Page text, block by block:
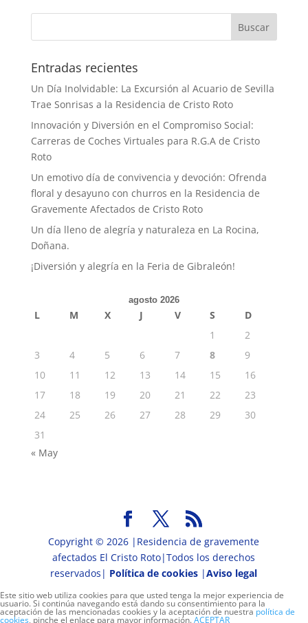
Buscar
Entradas recientes
Un Día Inolvidable: La Excursión al Acuario de Sevilla
Trae Sonrisas a la Residencia de Cristo Roto
Innovación y Diversión en el Compromiso Social:
Carreras de Coches Virtuales para R.G.A de Cristo
Roto
Un emotivo día de convivencia y devoción: Ofrenda
floral y desayuno con churros en la Residencia de
Gravemente Afectados de Cristo Roto
Un día lleno de alegría y naturaleza en La Rocina,
Doñana.
¡Diversión y alegría en la Feria de Gibraleón!
agosto 2026
L M X J V S
D
1
2
3
4 5 6 7 8
9
10
11 12 13 14 15
16
17
18 19 20 21 22
23
24
25 26 27 28 29
30
31
« May
Copyright © 2026 |Residencia de gravemente
afectados El Cristo Roto|Todos los derechos
reservados| Política de cookies |Aviso legal
Este sitio web utiliza cookies para que usted tenga la mejor experiencia de
usuario. Si continúa navegando está dando su consentimiento para la
aceptación de las mencionadas cookies y la aceptación de nuestra política de
cookies, pinche el enlace para mayor información.ACEPTAR